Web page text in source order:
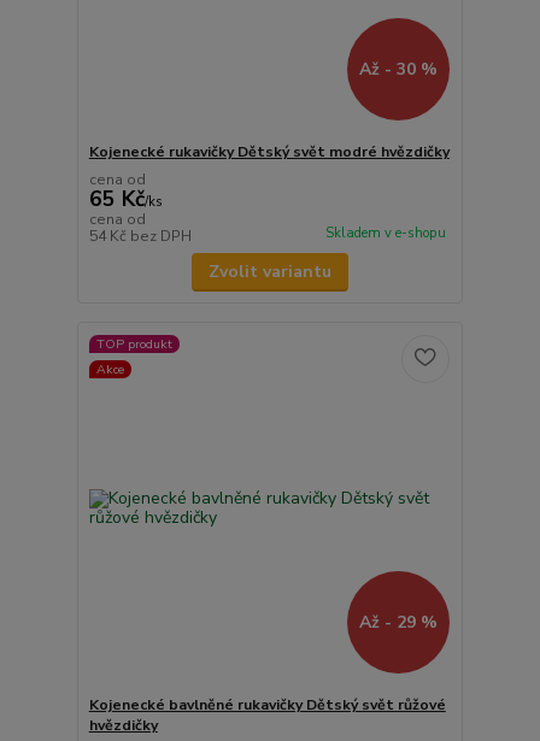
Až - 30 %
Kojenecké rukavičky Dětský svět modré hvězdičky
cena od
65 Kč/ks
cena od
54 Kč bez DPH Skladem v e-shopu
Zvolit variantu
TOP produkt
Akce
Až - 29 %
Kojenecké bavlněné rukavičky Dětský svět růžové
hvězdičky